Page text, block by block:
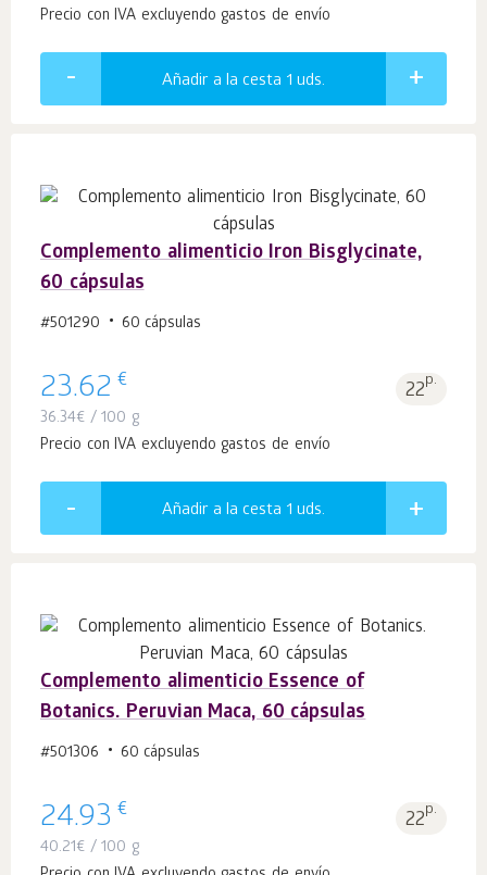
Precio con IVA excluyendo gastos de envío
Añadir a la cesta 1 uds.
Complemento alimenticio Iron Bisglycinate,
60 cápsulas
#501290 60 cápsulas
23.62 € 22p.
36.34€ / 100 g
Precio con IVA excluyendo gastos de envío
Añadir a la cesta 1 uds.
Complemento alimenticio Essence of
Botanics. Peruvian Maca, 60 cápsulas
#501306 60 cápsulas
24.93 € 22p.
40.21€ / 100 g